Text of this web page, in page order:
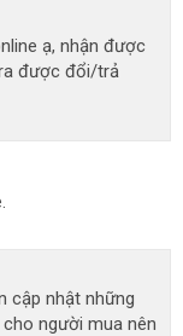
ạ, nhận được
được đổi/trả
cập nhật những
người mua nên